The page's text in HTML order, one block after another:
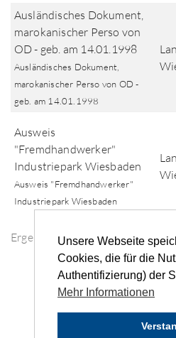
Unsere Webseite
Cookies, die für die
Authentifizierung) der
Mehr Informationen
Ergebnisse der Fundsuche
Ausländisches Dokument,
marokanischer Perso von
OD - geb. am 14.01.1998
Ausländisches Dokument,
marokanischer Perso von OD -
geb. am 14.01.1998
Ausweis
"Fremdhandwerker"
Industriepark Wiesbaden
Ausweis "Fremdhandwerker"
Industriepark Wiesbaden
« ‹ ... 2 3